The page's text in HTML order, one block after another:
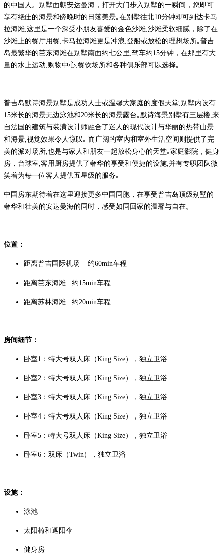
的中国人。别墅面朝安达曼海，打开大门步入别墅的一瞬间，您即可
享有绝佳的海景和傍晚时的日落美景｡在别墅往北10分钟即可到达卡马
拉海滩,这里是一个深受小朋友喜爱的金色沙滩,沙滩柔软细腻，除了在
沙滩上的餐厅用餐,卡马拉海滩更是冲浪,登船或放松的理想场所｡普吉
岛最繁华的芭东海滩在别墅南面约七公里,驾车约15分钟，在那里有大
量的水上运动,购物中心,餐饮场所和各种俱乐部可以选择｡
普吉岛默诗海景别墅是成功人士或温馨大家庭的度假天堂,别墅内设有
15米长的海景无边泳池和20米长的海景露台｡默诗海景别墅有三层楼,来
自法国的建筑与装潢设计师融合了迷人的现代设计与华丽的热带山景
和海景,视觉效果令人惊叹｡ 而广阔的室内和室外生活空间则提供了完
美的派对场所,也是与家人和朋友一起放松身心的天堂｡家庭影院，健身
房，台球室,客用厨房提供了奢华的享受和便捷的设施,并有专职团队微
笑着为每一位客人提供五星级的服务｡
中国房东期待着在这里迎接更多中国同胞，在享受普吉岛顶级别墅的
奢华和壮美的安达曼海的同时，感受如同回家的温馨与自在。
位置：
距离普吉国际机场 约60min车程
距离芭东海滩 约15min车程
距离苏林海滩 约20min车程
房间细节：
卧室1：特大号双人床（King Size），独立卫浴
卧室2：特大号双人床 （King Size） ，独立卫浴
卧室3：特大号双人床 （King Size） ，独立卫浴
卧室4：特大号双人床 （King Size） ，独立卫浴
卧室5：特大号双人床 （King Size） ，独立卫浴
卧室6：双床（Twin），独立卫浴
设施：
泳池
太阳椅和遮阳伞
健身房